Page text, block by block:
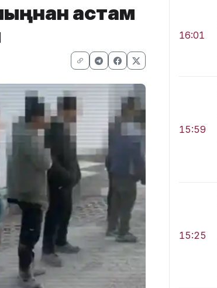
астам
16:01
15:59
15:25